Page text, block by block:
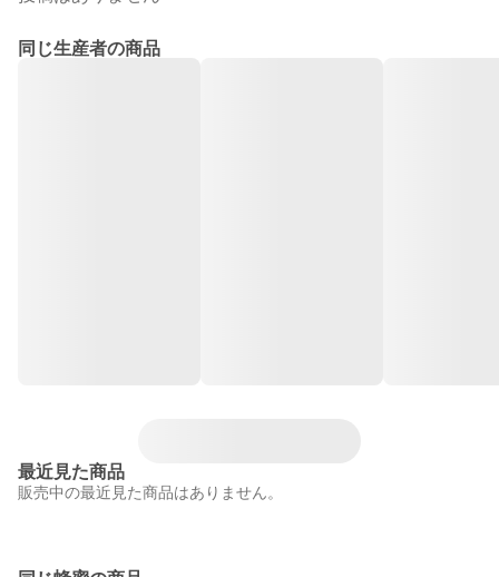
同じ生産者の商品
最近見た商品
販売中の最近見た商品はありません。